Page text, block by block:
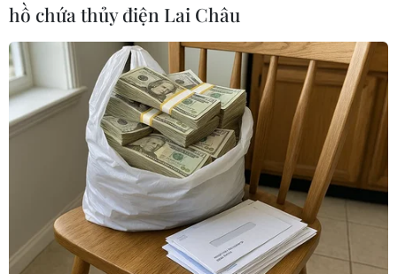
Meta lập đội chuyên trách
xử lý tin giả, lạm dụng AI
trong bầu cử tại châu Âu
Meta sẽ phối hợp để đẩy lùi
thông tin sai sự thực, giải quyết
các chiến dịch gây ảnh hưởng và
ứng phó với các nguy cơ liên
quan lạm dụng AI tạo sinh
trong bầu cử tại châu Âu.
hồ chứa thủy điện Lai Châu